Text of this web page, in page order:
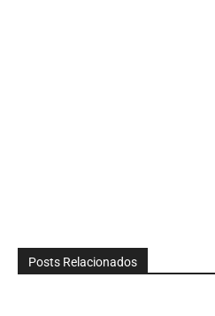
Posts Relacionados